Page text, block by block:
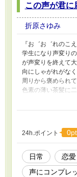
この声が君に
折原さゆみ
『お゛お゛れのこ
学生になり声変り
が声変りを終えて
向にしゃがれがな
周りから褒められ
色素の薄い茶髪に
した鼻筋に色白の
少年に育った光詩
花亜梨栖（きっか
妹の友達だという
した、猫目のきつ
して、とても可愛
高い声に光詩は驚
自分と同じだと親
にどんな影響を与
24h.ポイント 0pt
日常 恋愛
声にコンプレ